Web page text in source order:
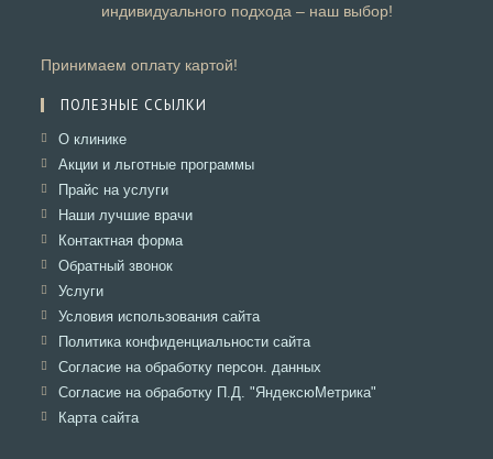
индивидуального подхода – наш выбор!
Принимаем оплату картой!
ПОЛЕЗНЫЕ ССЫЛКИ
О клиникеОткроется
в
вкладке
Акции и льготные программыОткроется
Прайс на услугиОткроется
в
вкладке
Наши лучшие врачиОткроется
Контактная формаОткроется
Обратный звонокОткроется
вкладке
УслугиОткроется
в
вкладке
Условия использования сайтаОткроется
в
вкладке
Политика конфиденциальности сайтаОткроется
в
вкладке
Согласие на обработку персон. данных
в
Согласие на обработку П.Д. "ЯндексюМетрика"
Карта сайтаОткроется